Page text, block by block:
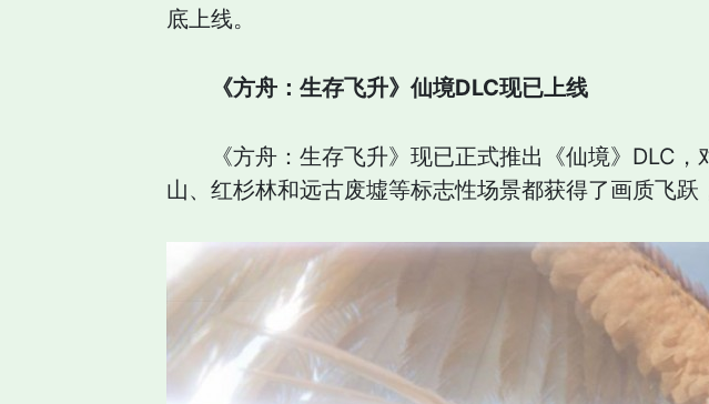
底上线。
《方舟：生存飞升》仙境DLC现已上线
《方舟：生存飞升》现已正式推出《仙境》DLC
山、红杉林和远古废墟等标志性场景都获得了画质飞跃